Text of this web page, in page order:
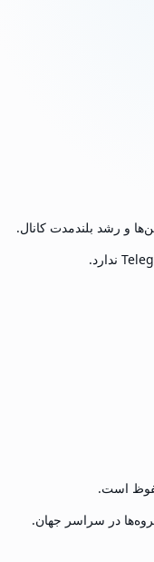
و رشد بلندمدت کانال.
است.
در سراسر جهان.